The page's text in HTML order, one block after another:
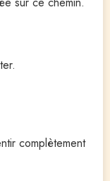
complètement